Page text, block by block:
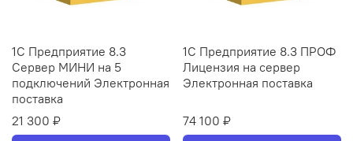
1С Предприятие 8.3
Сервер МИНИ на 5
подключений Электронная
поставка
21 300 ₽
1С Предприятие 8.3 ПРОФ
Лицензия на сервер
Электронная поставка
74 100 ₽